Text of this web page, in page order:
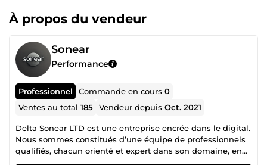
À propos du vendeur
Sonear
Performance
Professionnel Commande en cours0
Ventes au total185 Vendeur depuisOct. 2021
Delta Sonear LTD est une entreprise encrée dans le digital.
Nous sommes constitués d’une équipe de professionnels
qualifiés, chacun orienté et expert dans son domaine, en
collaboration mutuelle pour un accompagnement